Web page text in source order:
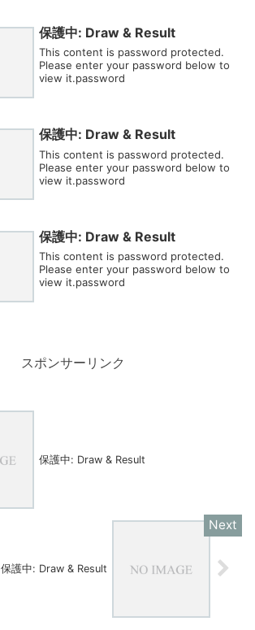
保護中: Draw & Result
This content is password protected.
Please enter your password below to
view it.password
保護中: Draw & Result
This content is password protected.
Please enter your password below to
view it.password
保護中: Draw & Result
This content is password protected.
Please enter your password below to
view it.password
スポンサーリンク
保護中: Draw & Result
保護中: Draw & Result